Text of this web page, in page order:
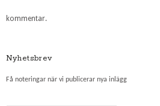
kommentar.
Nyhetsbrev
Få noteringar när vi publicerar nya inlägg